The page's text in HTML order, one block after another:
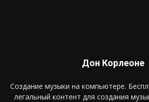
Дон Корлеоне
Создание музыки на компьютере.
легальный контент для создания